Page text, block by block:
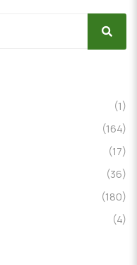
(1)
(164)
(17)
(36)
(180)
(4)